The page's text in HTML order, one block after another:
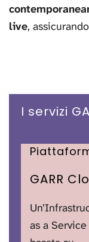
live,
I servizi
GARR
as a